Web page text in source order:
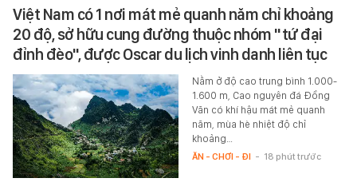
Việt Nam có 1 nơi mát mẻ quanh năm chỉ khoảng
20 độ, sở hữu cung đường thuộc nhóm "tứ đại
đỉnh đèo", được Oscar du lịch vinh danh liên tục
Nằm ở độ cao trung bình 1.000-
1.600 m, Cao nguyên đá Đồng
Văn có khí hậu mát mẻ quanh
năm, mùa hè nhiệt độ chỉ
khoảng…
ĂN - CHƠI - ĐI - 18 phút trước